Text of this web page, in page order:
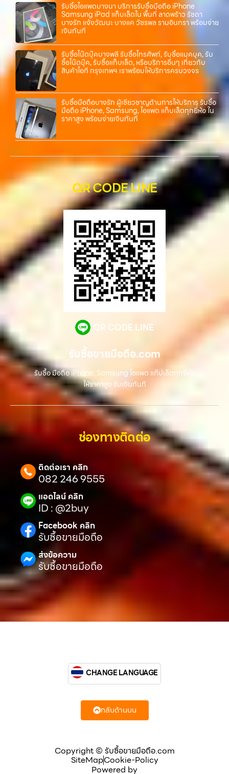
รับซื้อไอแพดบางนา บริการรับซื้อมือถือ iPhone
Samsung iPad แท็บเล็ตใน พื้นที่ ลาดพร้าว รัชดา
บางรัก แจ้งวัฒนะ บางแค วัชรพล รามอินทรา พร้อมจ่าย
เงินทันที
รับซื้อโน๊ตบุ๊คบางพลี รับซื้อโทรศัพท์, รับซื้อแมคบุค, รับ
ซื้อโน๊ตบุ๊ค, รับซื้อแท็บเล็ต, หรือบริการอื่นๆ เกี่ยวกับ
สินค้าไอที กรุงเทพฯ เราพร้อมให้บริการครบวงจร
รับซื้อมือถือบางรัก ผู้เชี่ยวชาญด้านการให้บริการ รับซื้อ
มือถือ iPhone, Samsung, ไอแพด แท็บเล็ตทุกยี่ห้อ ใน
ราคาสูง พร้อมจ่ายเงินทันที
QR CODE LINE
QR CODE LINE
รับซื้อขายมือถือ.com
รับซื้อ มือถือ iPhone, Samsung ไอแพด แท๊ปเล็ตทุกยี่ห้อ
ให้ราคาสูง รับเงินทันที
ช่องทางติดต่อ
ติดต่อเรา คลิก
082 246 9555
แอดไลน์ คลิก
ID : @2buy
Facebook คลิก
รับซื้อขายมือถือ
ส่งข้อความ
รับซื้อขายมือถือ
Copyright © รับซื้อขายมือถือ.com
SiteMapCookie-Policy
Powered by
CHANGE LANGUAGE
กลับด้านบน